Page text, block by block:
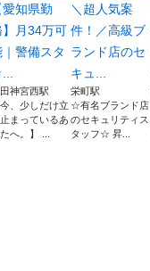
愛知県勤
】月34万可
｜警備スタ
神宮西駅
今、少しだけ立
まっているあ
へ。】 ...
＼超人気案
件！／高級ブ
ランド店のセ
キュ...
栄町駅
☆有名ブランド店
のセキュリティス
タッフ☆ 昇...